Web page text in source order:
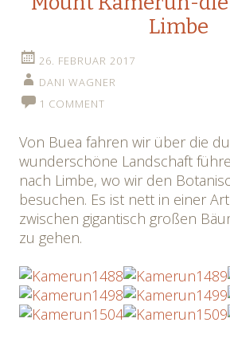
Limbe
26. FEBRUAR 2017
DANI WAGNER
1 COMMENT
Von Buea fahren wir über die
wunderschöne Landschaft
nach Limbe, wo wir den
besuchen. Es ist nett in einer
zwischen gigantisch großen
zu gehen.